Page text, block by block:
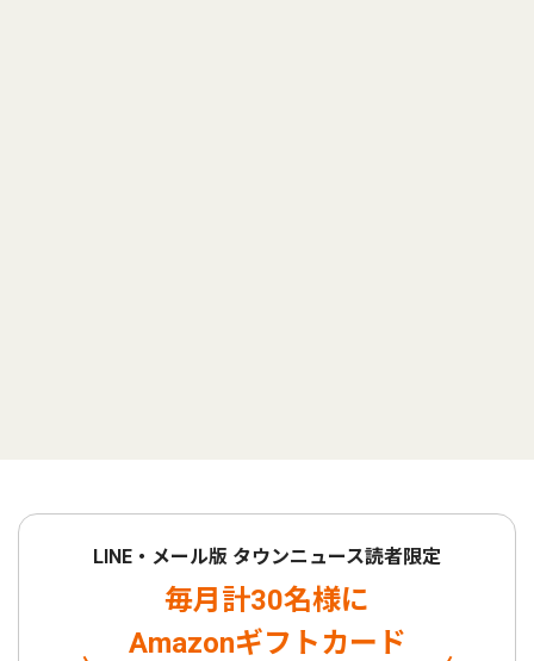
LINE・メール版 タウンニュース読者限定
毎月計30名様に
Amazonギフトカード